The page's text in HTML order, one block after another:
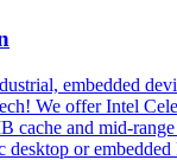
embedded
We offer Intel
cache and mid-
desktop or